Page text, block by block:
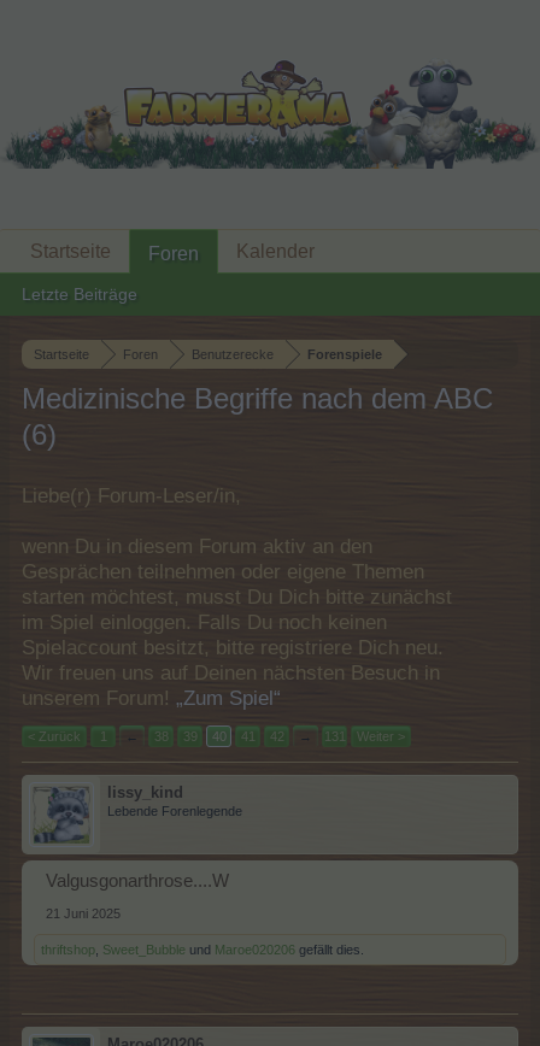
Startseite Foren Benutzerecke Forenspiele
Medizinische Begriffe nach dem ABC
(6)
Liebe(r) Forum-Leser/in,
wenn Du in diesem Forum aktiv an den
Gesprächen teilnehmen oder eigene Themen
starten möchtest, musst Du Dich bitte zunächst
im Spiel einloggen. Falls Du noch keinen
Spielaccount besitzt, bitte registriere Dich neu.
Wir freuen uns auf Deinen nächsten Besuch in
unserem Forum! „Zum Spiel“
< Zurück 1 ← 38 39 40 41 42 → 131 Weiter >
lissy_kind
Lebende Forenlegende
Valgusgonarthrose....W
21 Juni 2025
thriftshop Sweet_Bubble und Maroe020206 gefällt dies.
Startseite Foren
Letzte Beiträge
Kalender